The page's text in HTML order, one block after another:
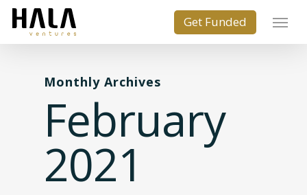
Monthly Archives
February
2021